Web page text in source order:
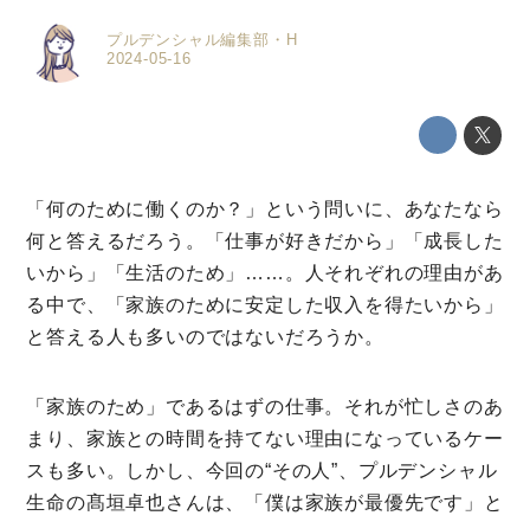
2024-05-16
プルデンシャル編集部・H
「何のために働くのか？」という問いに、あなたなら
何と答えるだろう。「仕事が好きだから」「成長した
いから」「生活のため」……。人それぞれの理由があ
る中で、「家族のために安定した収入を得たいから」
と答える人も多いのではないだろうか。
「家族のため」であるはずの仕事。それが忙しさのあ
まり、家族との時間を持てない理由になっているケー
スも多い。しかし、今回の“その人”、プルデンシャル
生命の髙垣卓也さんは、「僕は家族が最優先です」と